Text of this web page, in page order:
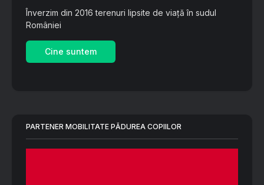
Înverzim din 2016 terenuri lipsite de viață în sudul
României
Cine suntem
PARTENER MOBILITATE PĂDUREA COPIILOR